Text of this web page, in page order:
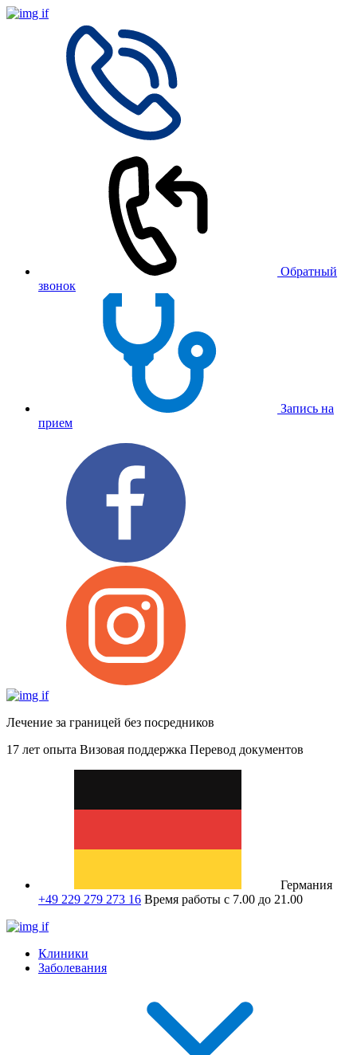
Обратный
звонок
Запись на
прием
Лечение за границей без посредников
17 лет опыта Визовая поддержка Перевод документов
Германия
+49 229 279 273 16 Время работы с 7.00 до 21.00
Клиники
Заболевания